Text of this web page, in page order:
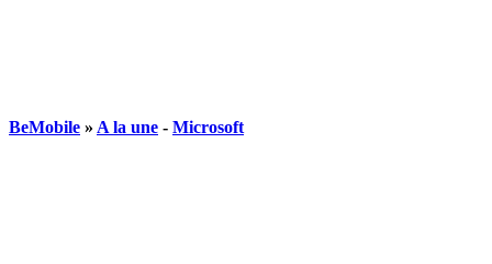
BeMobile » A la une - Microsoft